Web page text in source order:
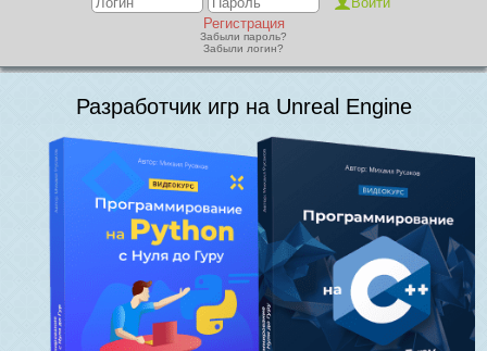
Регистрация
Забыли пароль?
Забыли логин?
Разработчик игр на Unreal Engine